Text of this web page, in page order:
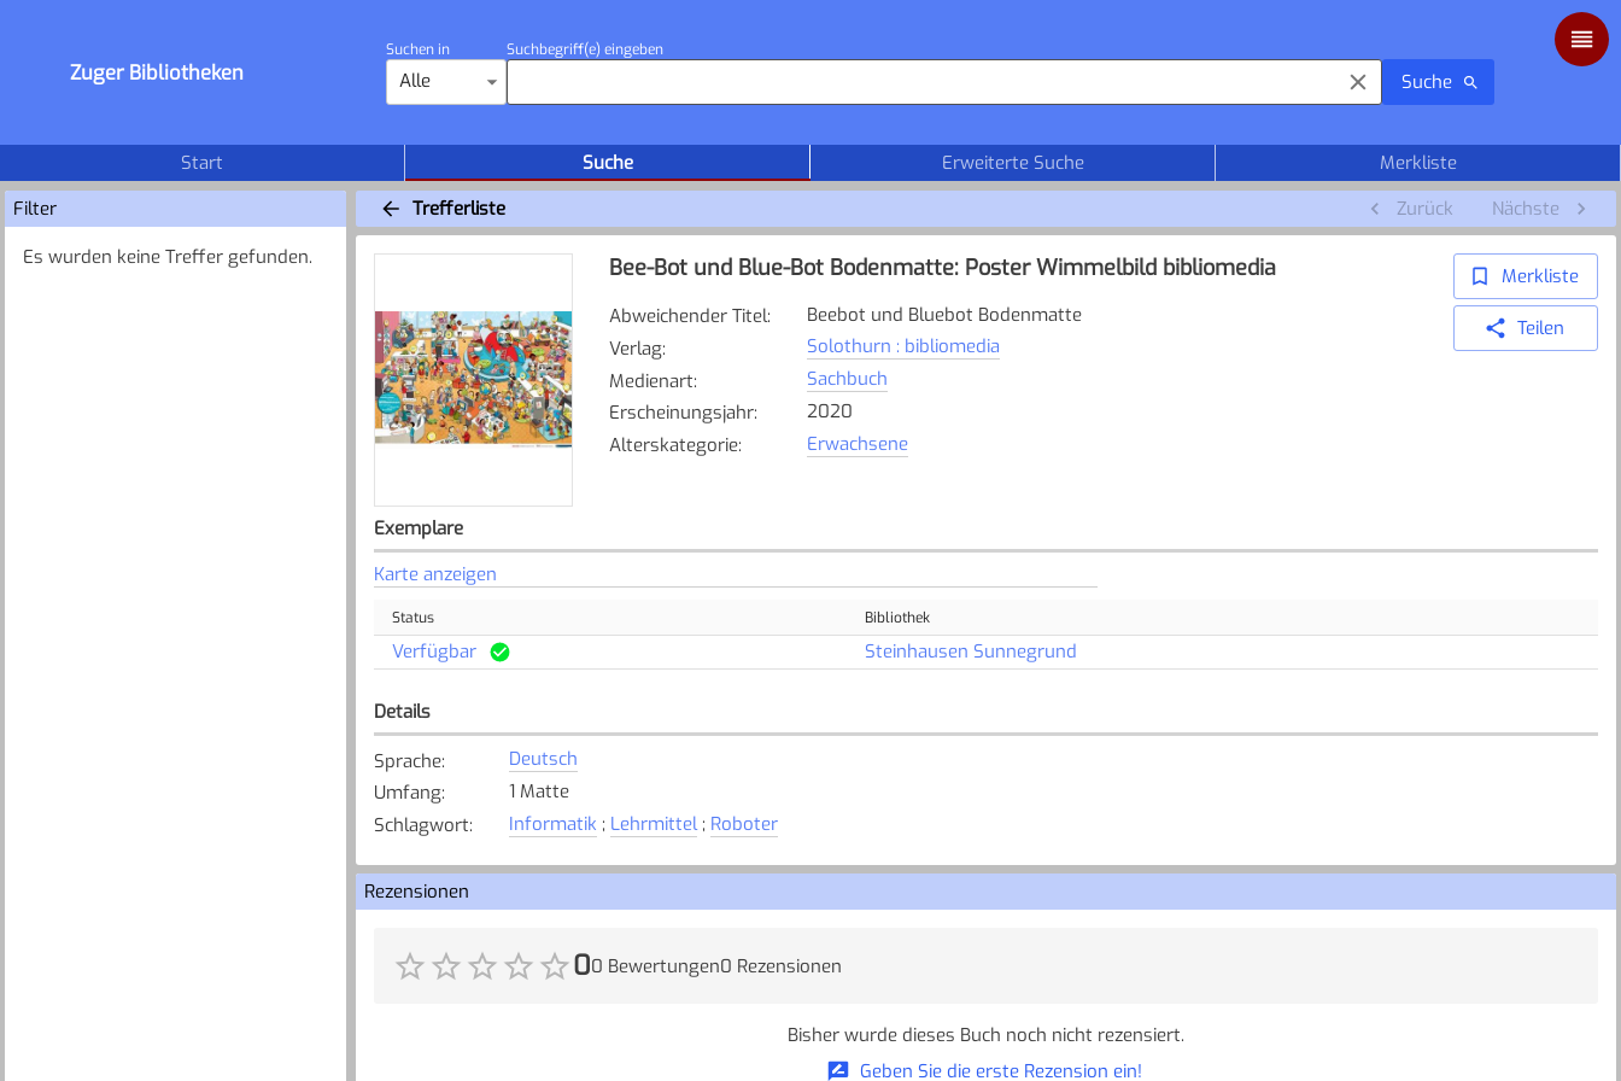
Zuger Bibliotheken
Suchen in
Alle
Suchbegriff(e) eingeben
Suche
Start Suche Erweiterte Suche
Merkliste
Filter
Es wurden keine Treffer gefunden.
Trefferliste Zurück Nächste
Bee-Bot und Blue-Bot Bodenmatte: Poster Wimmelbild bibliomedia
Abweichender Titel:
Beebot und Bluebot Bodenmatte
Verlag:
Solothurn : bibliomedia
Medienart:
Sachbuch
Erscheinungsjahr:
2020
Alterskategorie: Erwachsene
Merkliste
Teilen
Exemplare
Karte anzeigen
Status Bibliothek
Verfügbar Steinhausen Sunnegrund
Details
Sprache:
Deutsch
Umfang:
1 Matte
Schlagwort: Informatik ; Lehrmittel; Roboter
Rezensionen
00 Bewertungen0 Rezensionen
Bisher wurde dieses Buch noch nicht rezensiert.
Geben Sie die erste Rezension ein!